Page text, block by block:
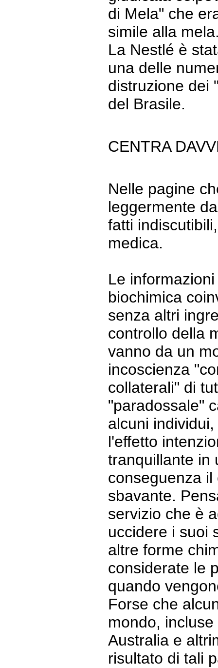
di Mela" che
simile alla
La Nestlé è
una delle
distruzione dei
del Brasile.
CENTRA
Nelle pagine
leggermente
fatti
medica.
Le
biochimica
senza altri
controllo della
vanno da un
incoscienza
collaterali" di
"paradossale"
alcuni
l'effetto
tranquillante in
conseguenza
sbavante.
servizio che è
uccidere i suoi
altre forme
considerate le
quando
Forse che
mondo,
Australia e
risultato di tali